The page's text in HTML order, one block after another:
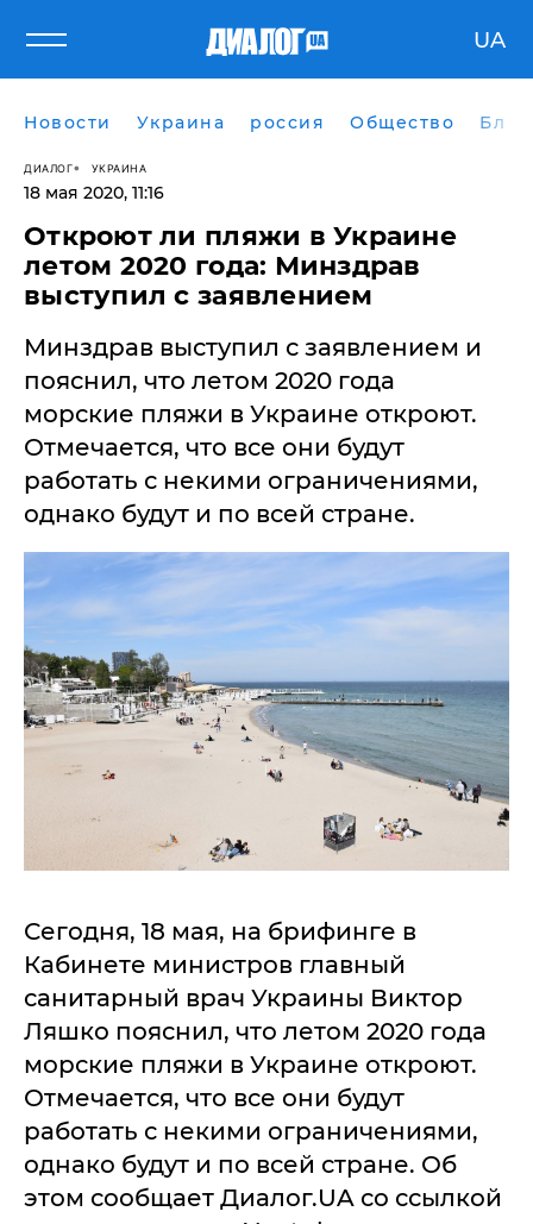
UA
Новости Украина россия Общество
ДИАЛОГ УКРАИНА
18 мая 2020, 11:16
Откроют ли пляжи в Украине
летом 2020 года: Минздрав
выступил с заявлением
Минздрав выступил с заявлением и
пояснил, что летом 2020 года
морские пляжи в Украине откроют.
Отмечается, что все они будут
работать с некими ограничениями,
однако будут и по всей стране.
Сегодня, 18 мая, на брифинге в
Кабинете министров главный
санитарный врач Украины Виктор
Ляшко пояснил, что летом 2020 года
морские пляжи в Украине откроют.
Отмечается, что все они будут
работать с некими ограничениями,
однако будут и по всей стране. Об
этом сообщает Диалог.UA со ссылкой